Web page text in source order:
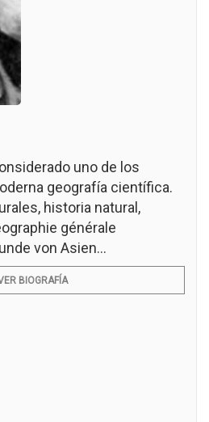
uno de los
geografía científica.
historia natural,
générale
von Asien...
BIOGRAFÍA